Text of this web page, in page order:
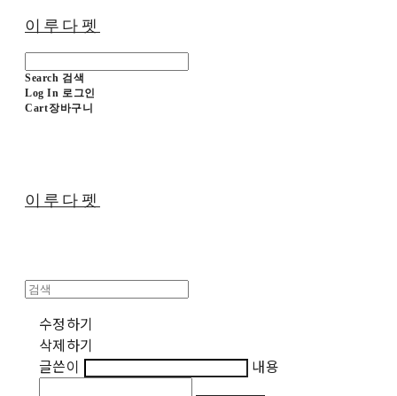
이루다펫
Search 검색
Log In 로그인
Cart장바구니
이루다펫
수정하기
삭제하기
글쓴이
내용